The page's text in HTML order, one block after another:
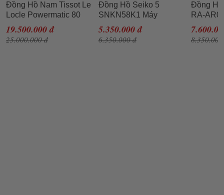
Đồng Hồ Nam Tissot Le
Locle Powermatic 80
Automatic
T006.407.11.053.00
Màu Bạc
19.500.000 đ
25.000.000 đ
Đồng Hồ Seiko 5
SNKN58K1 Máy
Automatic Cho Nam
5.350.000 đ
6.350.000 đ
Đồng Hồ
RA-
Đen Bạc